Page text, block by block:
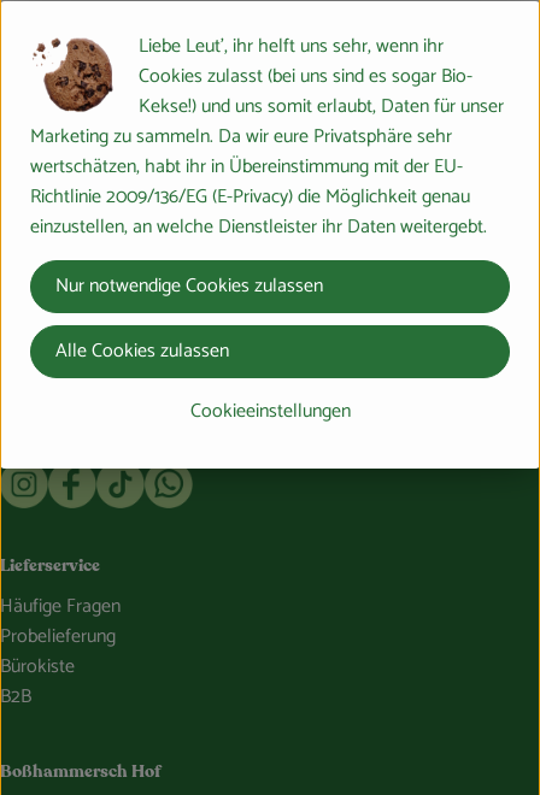
Hersteller: ZOT
Österreich
Zotter Schokolade
Du hast eine Frage? Wir helfen gerne:
Marburger Ring 46,
35274 Großseelheim
064228976-0
info@bosshammersch-hof.de
Externer Link zu https://www.instagram.com/
Externer Link zu https://www.facebook.com/
Externer Link zu https://www.tiktok.com/
Externer Link zu https://whatsapp.com/
Lieferservice
Häufige Fragen
Probelieferung
Bürokiste
B2B
Boßhammersch Hof
Liebe Leut', ihr helft uns sehr, wenn ihr
Cookies zulasst (bei uns sind es sogar Bio-
Kekse!) und uns somit erlaubt, Daten für unser
Marketing zu sammeln. Da wir eure Privatsphäre sehr
wertschätzen, habt ihr in Übereinstimmung mit der EU-
Richtlinie 2009/136/EG (E-Privacy) die Möglichkeit genau
einzustellen, an welche Dienstleister ihr Daten weitergebt.
Cookieeinstellungen
Nur notwendige Cookies zulassen
Alle Cookies zulassen